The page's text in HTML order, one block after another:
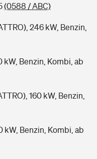
(0588 / ABC)
246 kW, Benzin,
kW, Benzin, Kombi, ab
160 kW, Benzin,
kW, Benzin, Kombi, ab